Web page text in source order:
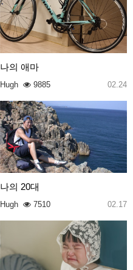
나의 애마
Hugh 9885 02.24
나의 20대
Hugh 7510 02.17